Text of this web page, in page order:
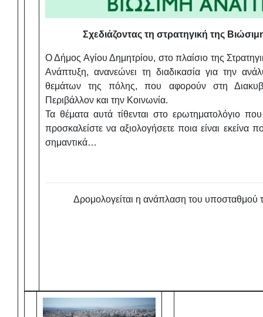
Σχεδιάζοντας τη στρατηγική της
Ο Δήμος Αγίου Δημητρίου, στο πλαίσιο της
Ανάπτυξη, ανανεώνει τη διαδικασία για την
θεμάτων της πόλης, που αφορούν στη
Περιβάλλον και την Κοινωνία.
Τα θέματα αυτά τίθενται στο ερωτηματολόγιο
προσκαλείστε να αξιολογήσετε ποια είναι εκείνα
σημαντικά…
Δρομολογείται η ανάπλαση του